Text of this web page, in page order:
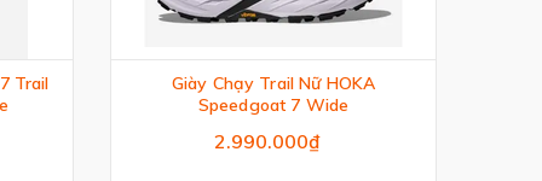
Trail
Giày Chạy Trail Nữ HOKA
Speedgoat 7 Wide
2.990.000₫